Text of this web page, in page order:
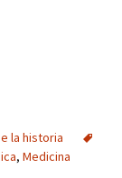
la historia
, Medicina